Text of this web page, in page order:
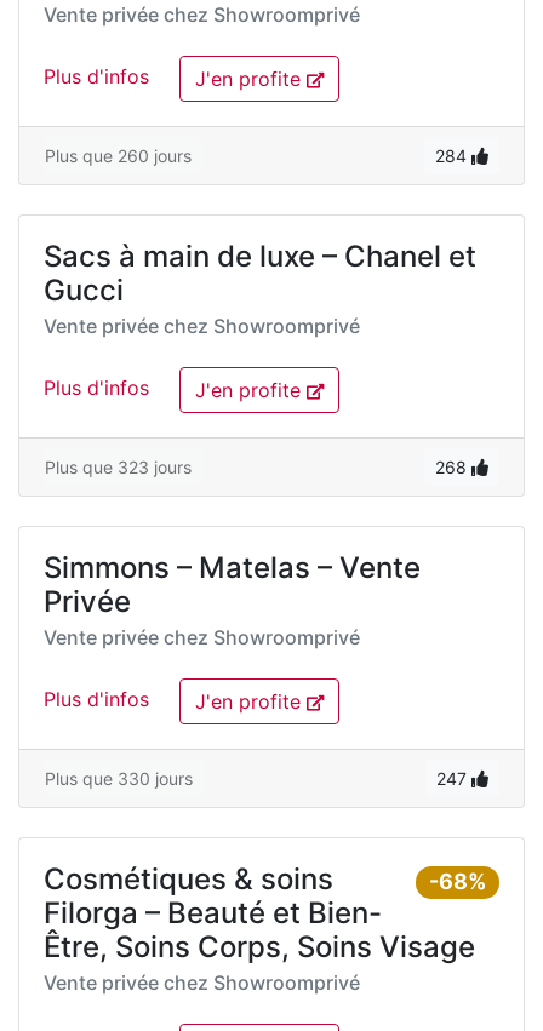
Vente privée chez Showroomprivé
Plus d'infos J'en profite
Plus que 260 jours 284
Sacs à main de luxe – Chanel et
Gucci
Vente privée chez Showroomprivé
Plus d'infos J'en profite
Plus que 323 jours 268
Simmons – Matelas – Vente
Privée
Vente privée chez Showroomprivé
Plus d'infos J'en profite
Plus que 330 jours 247
-68%
Cosmétiques & soins
Filorga – Beauté et Bien-
Être, Soins Corps, Soins Visage
Vente privée chez Showroomprivé